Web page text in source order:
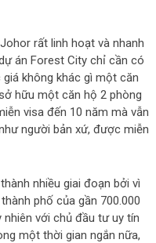
rất linh hoạt và nhanh
án Forest City chỉ cần có
không khác gì một căn
hữu một căn hộ 2 phòng
visa đến 10 năm mà vẫn
người bản xứ, được miễn
nhiều giai đoạn bởi vì
phố của gần 700.000
nhiên với chủ đầu tư uy tín
một thời gian ngắn nữa,